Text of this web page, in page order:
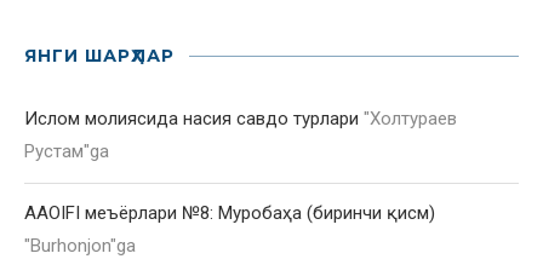
ЯНГИ ШАРҲЛАР
Ислом молиясида насия савдо турлари "Холтураев
Рустам"ga
AAOIFI меъёрлари №8: Муробаҳа (биринчи қисм)
"Burhonjon"ga